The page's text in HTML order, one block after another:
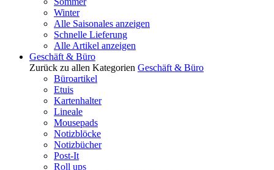
Winter
Alle Saisonales anzeigen
Schnelle Lieferung
Alle Artikel anzeigen
Geschäft & Büro
Zurück zu allen Kategorien Geschäft & Büro
Büroartikel
Etuis
Kartenhalter
Lineale
Mousepads
Notizblöcke
Notizbücher
Post-It
Roll ups